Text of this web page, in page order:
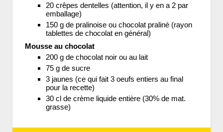
20 crêpes dentelles (attention, il y en a 2 par
emballage)
150 g de pralinoise ou chocolat praliné (rayon
tablettes de chocolat en général)
Mousse au chocolat
200 g de chocolat noir ou au lait
75 g de sucre
3 jaunes (ce qui fait 3 oeufs entiers au final
pour la recette)
30 cl de crème liquide entière (30% de mat.
grasse)